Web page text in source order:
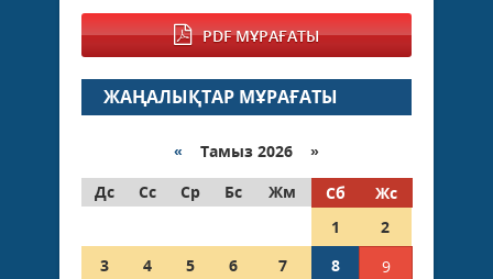
PDF МҰРАҒАТЫ
ЖАҢАЛЫҚТАР МҰРАҒАТЫ
« Тамыз 2026 »
Дс
Сс Ср Бс Жм Сб
Жс
1
2
3
4 5 6 7 8
9